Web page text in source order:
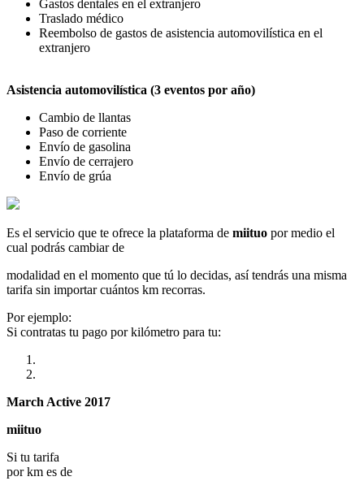
Gastos dentales en el extranjero
Traslado médico
Reembolso de gastos de asistencia automovilística en el
extranjero
Asistencia automovilística (3 eventos por año)
Cambio de llantas
Paso de corriente
Envío de gasolina
Envío de cerrajero
Envío de grúa
Es el servicio que te ofrece la plataforma de miituo por medio el
cual podrás cambiar de
modalidad en el momento que tú lo decidas, así tendrás una misma
tarifa sin importar cuántos km recorras.
Por ejemplo:
Si contratas tu pago por kilómetro para tu:
March Active 2017
miituo
Si tu tarifa
por km es de